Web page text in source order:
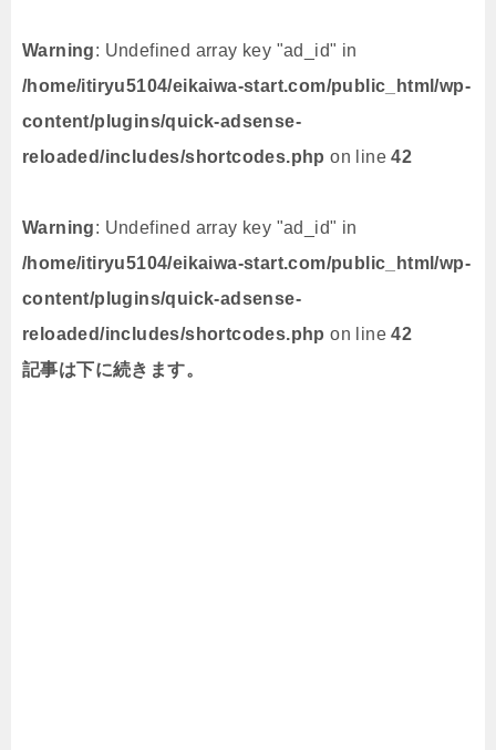
Warning: Undefined array key "ad_id" in
/home/itiryu5104/eikaiwa-start.com/public_html/wp-
content/plugins/quick-adsense-
reloaded/includes/shortcodes.php on line42
Warning: Undefined array key "ad_id" in
/home/itiryu5104/eikaiwa-start.com/public_html/wp-
content/plugins/quick-adsense-
reloaded/includes/shortcodes.php on line42
記事は下に続きます。